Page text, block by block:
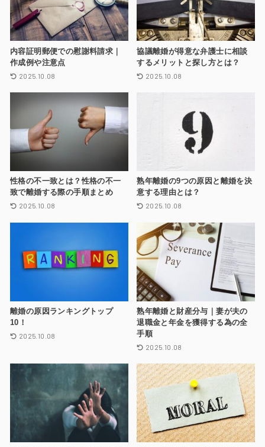
内容証明郵便での慰謝料請求｜
作成例や注意点
2025.10.08
協議離婚が得意な弁護士に相談
するメリットと探し方とは？
2025.10.08
性格の不一致とは？性格の不一
致で離婚する際の手順まとめ
2025.10.08
熟年離婚の9つの原因と離婚を決
意する理由とは？
2025.10.08
離婚の原因ランキングトップ
10！
2025.10.08
熟年離婚と財産分与｜妻が夫の
退職金と年金を獲得する為の全
手順
2025.10.08